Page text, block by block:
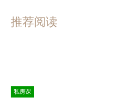
推荐阅读
私房课